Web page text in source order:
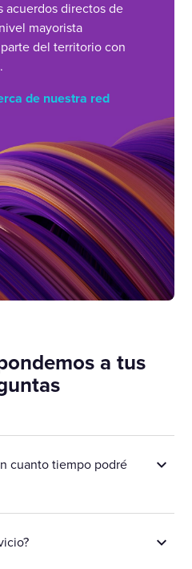
acuerdos directos de
mayorista
del territorio con
de nuestra red
a tus
cuanto tiempo podré